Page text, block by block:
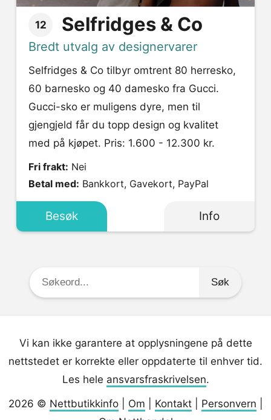
12 Selfridges & Co
Bredt utvalg av designervarer
Selfridges & Co tilbyr omtrent 80 herresko,
60 barnesko og 40 damesko fra Gucci.
Gucci-sko er muligens dyre, men til
gjengjeld får du topp design og kvalitet
med på kjøpet. Pris: 1.600 - 12.300 kr.
Fri frakt: Nei
Betal med: Bankkort, Gavekort, PayPal
Besøk Info
Søkeord:
Vi kan ikke garantere at opplysningene på dette
nettstedet er korrekte eller oppdaterte til enhver tid.
Les hele ansvarsfraskrivelsen.
2026 © Nettbutikkinfo| Om Kontakt| Personvern